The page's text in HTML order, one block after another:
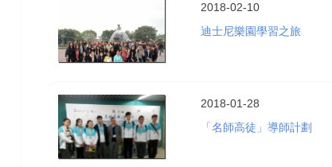
2018-02-10
迪士尼樂園學習之旅
2018-01-28
「名師高徒」導師計劃